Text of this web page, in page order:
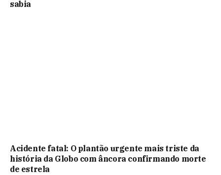
sabia
Acidente fatal: O plantão urgente mais triste da
história da Globo com âncora confirmando morte
de estrela